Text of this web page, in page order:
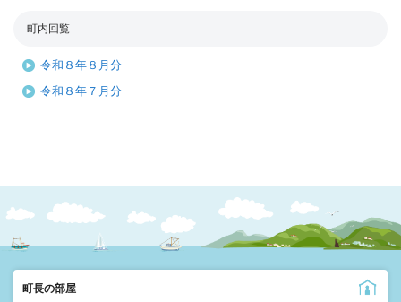
町内回覧
令和８年８月分
令和８年７月分
町長の部屋